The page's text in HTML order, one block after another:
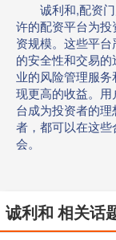
诚利和,配资
许的配资平台为
资规模。这些平
的安全性和交易
业的风险管理服
现更高的收益。
台成为投资者的
者，都可以在这
会。
诚利和 相关话